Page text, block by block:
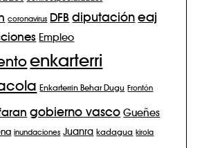
coronavirus DFB diputación eaj
Empleo
enkarterri
Enkarterrin Behar Dugu Frontón
gobierno vasco Gueñes
inundaciones Juanra kadagua kirola